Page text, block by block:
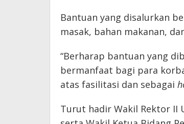
Bantuan yang disalurkan
masak, bahan makanan,
“Berharap bantuan yang
bermanfaat bagi para
atas fasilitasi dan sebagai
Turut hadir Wakil Rektor II